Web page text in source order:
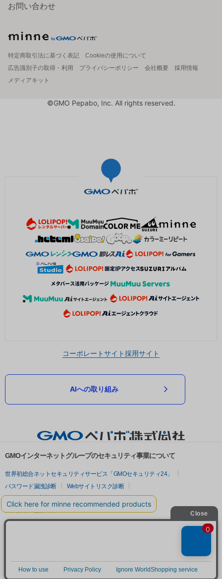
お問い合わせ
特定商取引法に基づく表記
Cookieの使用について
広告識別子の取得・利用
プライバシーポリシー 会社概要
採用情報
メディアキット
©GMO Pepabo, Inc. All rights reserved.
コーポレートサイト採用サイト
AIへの取り組み
GMOインターネットグループのセキュリティ事業について
世界初総合ネットセキュリティサービス「GMOセキュリティ24」
パスワード漏洩診断
Webサイトリスク診断
セキュリティ相談AIチャットボット
実在証明・盗聴対策
サイバー攻撃対策（GMOサイバーセキュリティ byイエラエ）